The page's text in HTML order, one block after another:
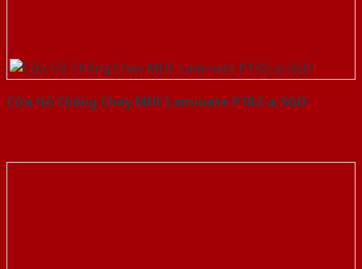
Cửa Gỗ Chống Cháy MDF Laminate P1R2-a-SGD